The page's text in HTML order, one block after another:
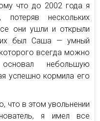
что до 2002 года я
нескольких
они ушли и открыли
был Саша — умный
всегда можно
небольшую
успешно кормила его
что в этом увольнении
я имел все